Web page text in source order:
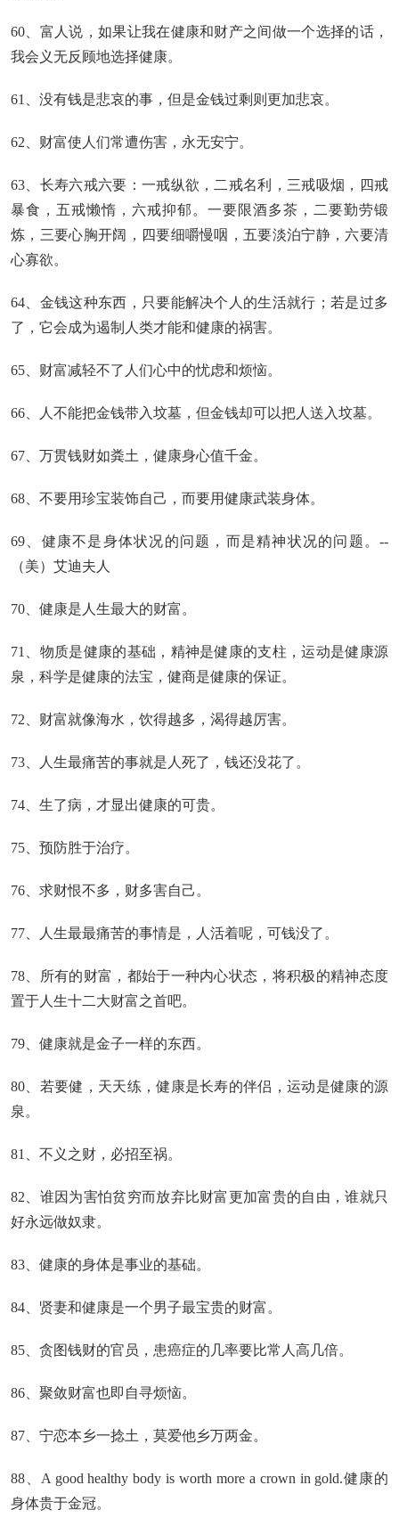
60、富人说，如果让我在健康和财产之间做一个选择的话，
我会义无反顾地选择健康。
61、没有钱是悲哀的事，但是金钱过剩则更加悲哀。
62、财富使人们常遭伤害，永无安宁。
63、长寿六戒六要：一戒纵欲，二戒名利，三戒吸烟，四戒
暴食，五戒懒惰，六戒抑郁。一要限酒多茶，二要勤劳锻
炼，三要心胸开阔，四要细嚼慢咽，五要淡泊宁静，六要清
心寡欲。
64、金钱这种东西，只要能解决个人的生活就行；若是过多
了，它会成为遏制人类才能和健康的祸害。
65、财富减轻不了人们心中的忧虑和烦恼。
66、人不能把金钱带入坟墓，但金钱却可以把人送入坟墓。
67、万贯钱财如粪土，健康身心值千金。
68、不要用珍宝装饰自己，而要用健康武装身体。
69、健康不是身体状况的问题，而是精神状况的问题。--
（美）艾迪夫人
70、健康是人生最大的财富。
71、物质是健康的基础，精神是健康的支柱，运动是健康源
泉，科学是健康的法宝，健商是健康的保证。
72、财富就像海水，饮得越多，渴得越厉害。
73、人生最痛苦的事就是人死了，钱还没花了。
74、生了病，才显出健康的可贵。
75、预防胜于治疗。
76、求财恨不多，财多害自己。
77、人生最最痛苦的事情是，人活着呢，可钱没了。
78、所有的财富，都始于一种内心状态，将积极的精神态度
置于人生十二大财富之首吧。
79、健康就是金子一样的东西。
80、若要健，天天练，健康是长寿的伴侣，运动是健康的源
泉。
81、不义之财，必招至祸。
82、谁因为害怕贫穷而放弃比财富更加富贵的自由，谁就只
好永远做奴隶。
83、健康的身体是事业的基础。
84、贤妻和健康是一个男子最宝贵的财富。
85、贪图钱财的官员，患癌症的几率要比常人高几倍。
86、聚敛财富也即自寻烦恼。
87、宁恋本乡一捻土，莫爱他乡万两金。
88、A good healthy body is worth more a crown in gold.健康的
身体贵于金冠。